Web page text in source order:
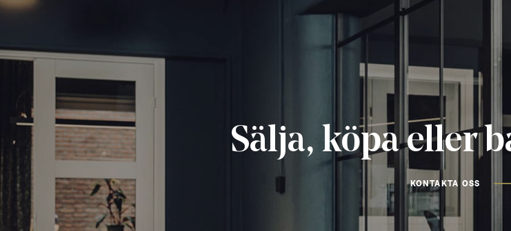
Sälja, köpa eller
KONTAKTA OSS